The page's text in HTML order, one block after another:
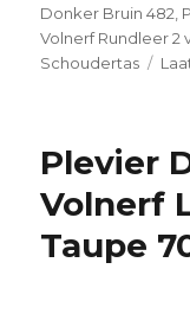
op
Donker Bruin 482
Volnerf Rundleer 2
Schoudertas
Plevier
Volnerf
Taupe